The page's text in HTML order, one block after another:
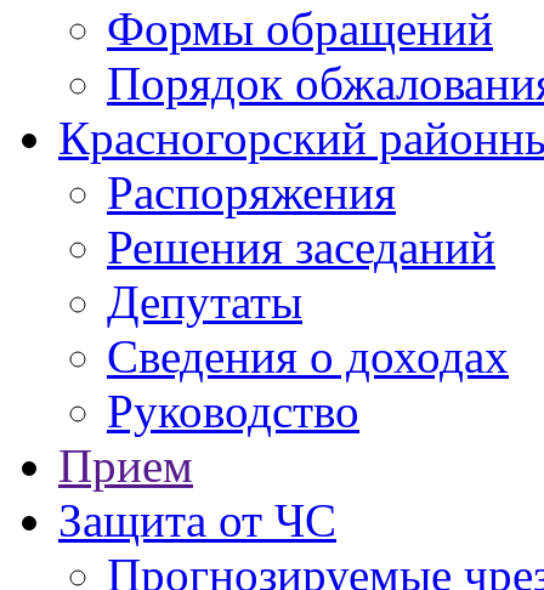
Формы обращений
Порядок
Красногорский
Распоряжения
Решения заседаний
Депутаты
Сведения о доходах
Руководство
Прием
Защита от ЧС
Прогнозируемые